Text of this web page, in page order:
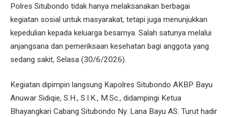
Polres Situbondo tidak hanya melaksanakan berbagai
kegiatan sosial untuk masyarakat, tetapi juga menunjukkan
kepedulian kepada keluarga besarnya. Salah satunya melalui
anjangsana dan pemeriksaan kesehatan bagi anggota yang
sedang sakit, Selasa (30/6/2026).
Kegiatan dipimpin langsung Kapolres Situbondo AKBP Bayu
Anuwar Sidiqie, S.H., S.I.K., M.Sc., didampingi Ketua
Bhayangkari Cabang Situbondo Ny. Lana Bayu AS. Turut hadir